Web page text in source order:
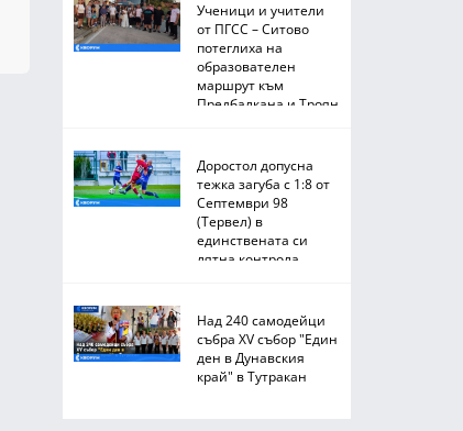
Ученици и учители
от ПГСС – Ситово
потеглиха на
образователен
маршрут към
Предбалкана и Троян
Доростол допусна
тежка загуба с 1:8 от
Септември 98
(Тервел) в
единствената си
лятна контрола
Над 240 самодейци
събра XV събор "Един
ден в Дунавския
край" в Тутракан